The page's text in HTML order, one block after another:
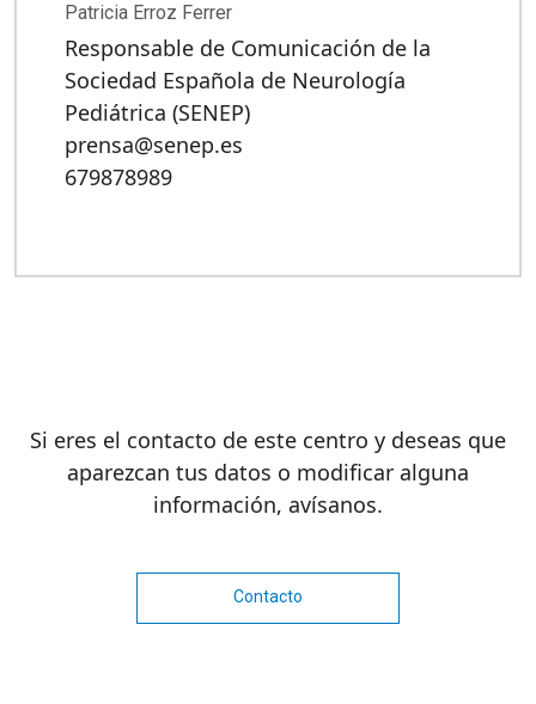
Patricia Erroz Ferrer
Responsable de Comunicación de la
Sociedad Española de Neurología
Pediátrica (SENEP)
prensa@senep.es
679878989
Si eres el contacto de este centro y deseas que
aparezcan tus datos o modificar alguna
información, avísanos.
Contacto